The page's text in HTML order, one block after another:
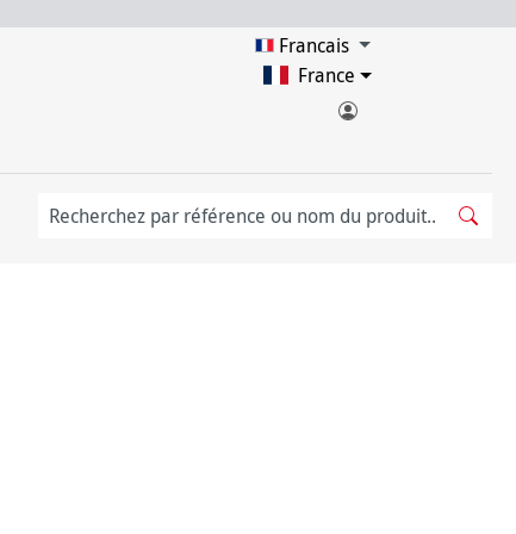
Francais
France